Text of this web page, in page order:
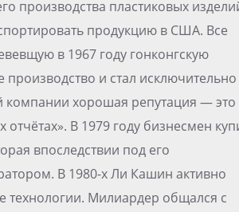
производства пластиковых
продукцию в США. Все
в 1967 году гонконгскую
и стал исключительно
хорошая репутация — это
В 1979 году бизнесмен
впоследствии под его
В 1980-х Ли Кашин активно
технологии. Милиардер общался с